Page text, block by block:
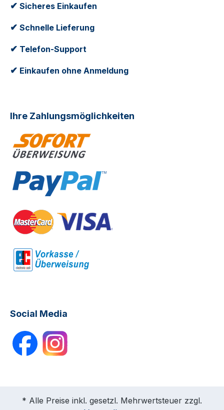
✔ Sicheres Einkaufen
✔ Schnelle Lieferung
✔ Telefon-Support
✔ Einkaufen ohne Anmeldung
Ihre Zahlungsmöglichkeiten
Social Media
* Alle Preise inkl. gesetzl. Mehrwertsteuer zzgl.